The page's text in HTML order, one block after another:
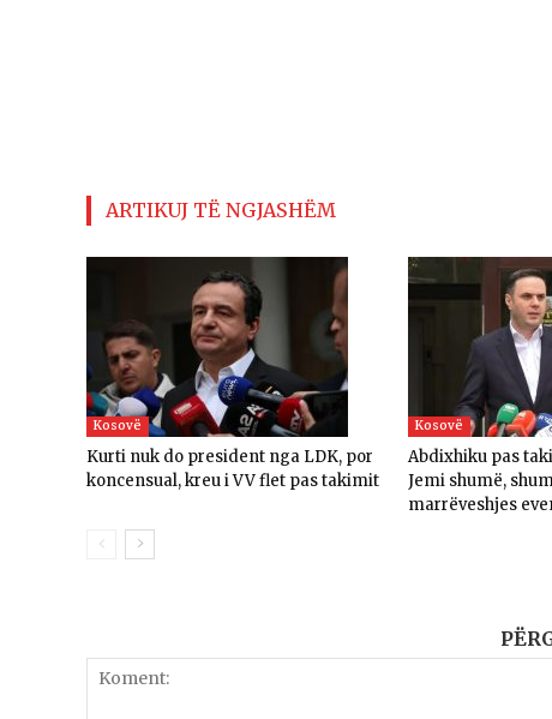
ARTIKUJ TË NGJASHËM
Kosovë
Kurti nuk do president nga LDK, por
koncensual, kreu i VV flet pas takimit
Kosovë
Abdixhiku pas
Jemi shumë,
marrëveshjes